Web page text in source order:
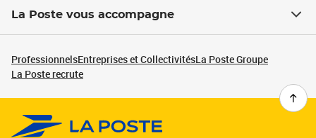
La Poste vous accompagne
ProfessionnelsEntreprises et CollectivitésLa Poste Groupe
La Poste recrute